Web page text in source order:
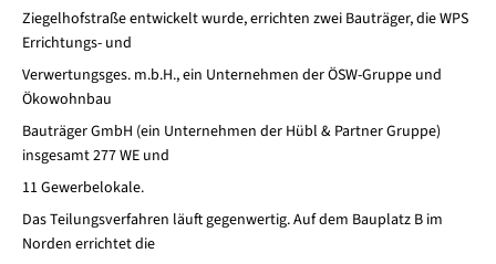
Ziegelhofstraße entwickelt wurde, errichten zwei Bauträger, die WPS
Errichtungs- und
Verwertungsges. m.b.H., ein Unternehmen der ÖSW-Gruppe und
Ökowohnbau
Bauträger GmbH (ein Unternehmen der Hübl & Partner Gruppe)
insgesamt 277 WE und
11 Gewerbelokale.
Das Teilungsverfahren läuft gegenwertig. Auf dem Bauplatz B im
Norden errichtet die